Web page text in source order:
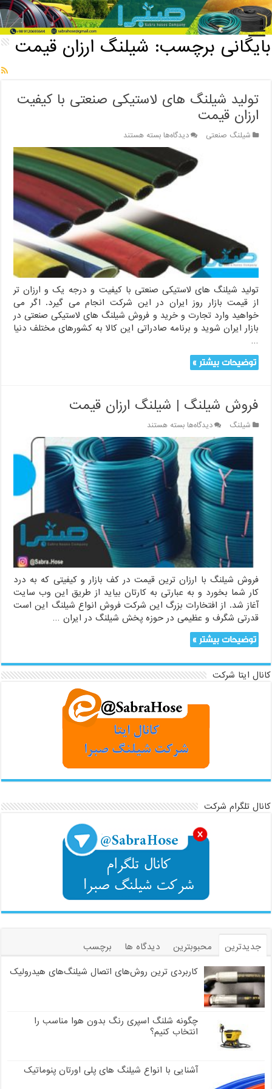
خانه / بایگانی برچسب: شیلنگ ارزان قیمت
بایگانی برچسب: شیلنگ ارزان قیمت
تولید شیلنگ های لاستیکی صنعتی با کیفیت
ارزان قیمت
شیلنگ صنعتی دیدگاه‌هابرای
تولید
شیلنگ
های
لاستیکی
صنعتی
کیفیت
ارزان
قیمت
بسته هستند
تولید شیلنگ های لاستیکی صنعتی با کیفیت و درجه یک و ارزان تر
از قیمت بازار روز ایران در این شرکت انجام می گیرد. اگر می
خواهید وارد تجارت و خرید و فروش شیلنگ های لاستیکی صنعتی در
بازار ایران شوید و برنامه صادراتی این کالا به کشورهای مختلف دنیا
…
توضیحات بیشتر »
فروش شیلنگ | شیلنگ ارزان قیمت
شیلنگ دیدگاه‌هابرای
فروش
شیلنگ
شیلنگ
ارزان
قیمت
بسته هستند
فروش شیلنگ با ارزان ترین قیمت در کف بازار و کیفیتی که به درد
کار شما بخورد و به عبارتی به کارتان بیاید از طریق این وب سایت
آغاز شد. از افتخارات بزرگ این شرکت فروش انواع شیلنگ این است
قدرتی شگرف و عظیمی در حوزه پخش شیلنگ در ایران …
توضیحات بیشتر »
کانال ایتا شرکت
کانال تلگرام شرکت
جدیدترین محبوبترین دیدگاه ها
برچسب
کاربردی ترین روش‌های اتصال شیلنگ‌های هیدرولیک
چگونه شلنگ اسپری رنگ بدون هوا مناسب را
انتخاب کنیم؟
آشنایی با انواع شیلنگ های پلی اورتان پنوماتیک